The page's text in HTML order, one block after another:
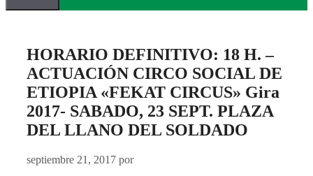
HORARIO DEFINITIVO: 18 H. –
ACTUACIÓN CIRCO SOCIAL DE
ETIOPIA «FEKAT CIRCUS» Gira
2017- SABADO, 23 SEPT. PLAZA
DEL LLANO DEL SOLDADO
septiembre 21, 2017 por